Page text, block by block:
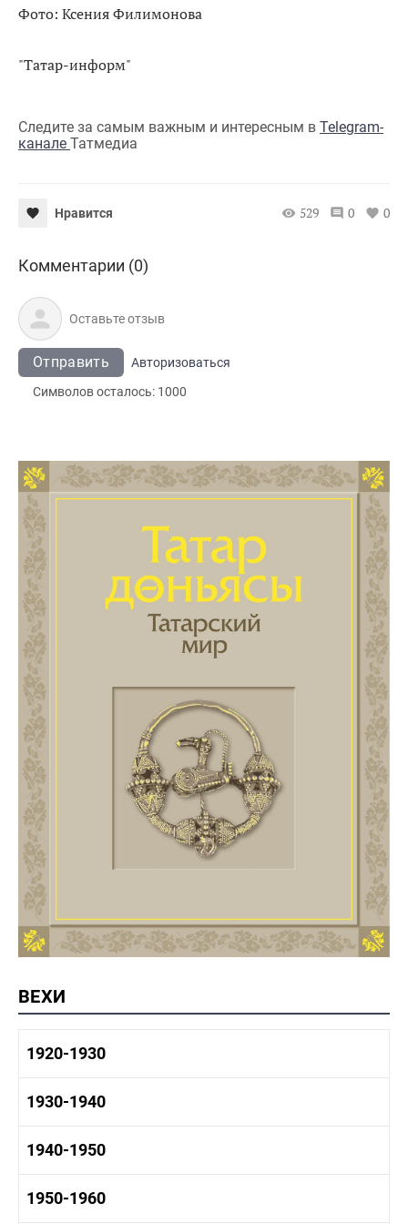
Фото: Ксения Филимонова
"Татар-информ"
Следите за самым важным и интересным в Telegram-
канале Татмедиа
Нравится 529 0 0
Комментарии (0)
Отправить
Авторизоваться
Символов осталось: 1000
ВЕХИ
1920-1930
1920-1930 история
1920-1930 культура
1930-1940
1930-1940 история
1930-1940 культура
1940-1950
1940-1950 быт
1950-1960